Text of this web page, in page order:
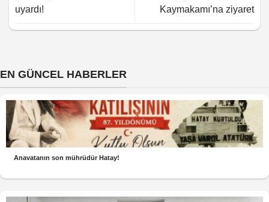
uyardı!
Kaymakamı’na ziyaret
EN GÜNCEL HABERLER
Anavatanın son mührüdür Hatay!